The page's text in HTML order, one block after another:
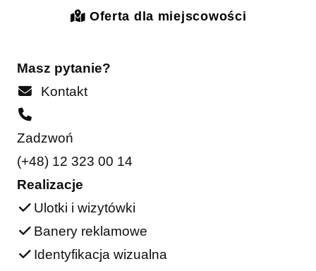
Oferta dla miejscowości
Masz pytanie?
Kontakt
Zadzwoń
(+48) 12 323 00 14
Realizacje
Ulotki i wizytówki
Banery reklamowe
Identyfikacja wizualna